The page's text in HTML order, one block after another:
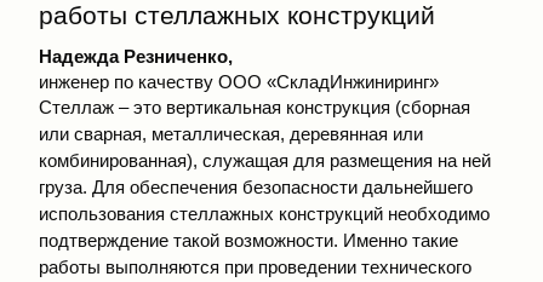
работы стеллажных конструкций
Надежда Резниченко,
инженер по качеству ООО «СкладИнжиниринг»
Стеллаж – это вертикальная конструкция (сборная
или сварная, металлическая, деревянная или
комбинированная), служащая для размещения на ней
груза. Для обеспечения безопасности дальнейшего
использования стеллажных конструкций необходимо
подтверждение такой возможности. Именно такие
работы выполняются при проведении технического